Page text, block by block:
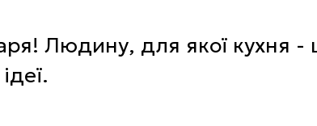
Людину, для якої кухня -